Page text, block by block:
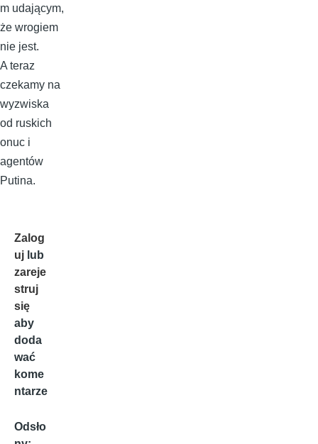
m udającym,
że wrogiem
nie jest.
A teraz
czekamy na
wyzwiska
od ruskich
onuc i
agentów
Putina.
Zalog
uj lub
zareje
struj
się
aby
doda
wać
kome
ntarze
Odsło